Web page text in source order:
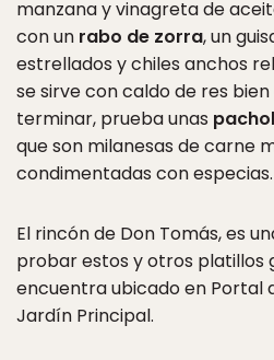
manzana y vinagreta de
con un rabo de zorra, un
estrellados y chiles anchos
se sirve con caldo de res
terminar, prueba unas
que son milanesas de carne
condimentadas con especias.
El rincón de Don Tomás, es
probar estos y otros platillos
encuentra ubicado en Portal
Jardín Principal.